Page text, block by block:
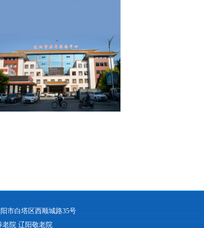
市白塔区西顺城路35号
老院 辽阳敬老院